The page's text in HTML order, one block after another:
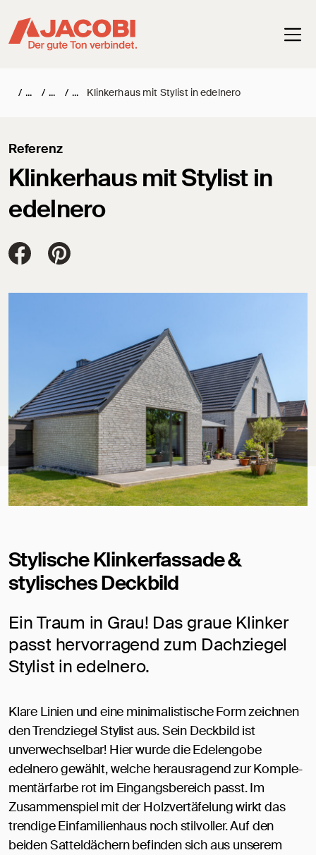
/ / / Klinkerhaus mit Stylist in edelnero
Klinkerhaus mit Stylist in
edelnero
Referenz
Jacobi Dachziegel auf FaceBook
Jacobi Dachziegel auf Pinterest
Stylische Klinkerfassade &
stylisches Deckbild
Ein Traum in Grau! Das graue Klinker
passt hervorragend zum Dachziegel
Stylist in edelnero.
Klare Linien und eine minimalistische Form zeichnen
den Trendziegel Stylist aus. Sein Deckbild ist
unverwechselbar! Hier wurde die Edelengobe
edelnero gewählt, welche herausragend zur Kom­ple­
men­tär­far­be rot im Eingangsbereich passt. Im
Zusammenspiel mit der Holzvertäfelung wirkt das
trendige Einfamilienhaus noch stilvoller. Auf den
beiden Satteldächern befinden sich aus unserem